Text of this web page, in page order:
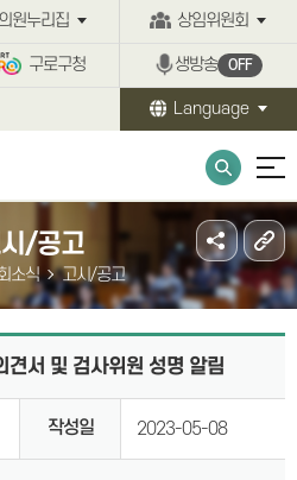
의원누리집 상임위원회
구로구청 생방송 OFF
Language
/공고
소식 고시/공고
견서 및 검사위원 성명 알림
작성일 2023-05-08